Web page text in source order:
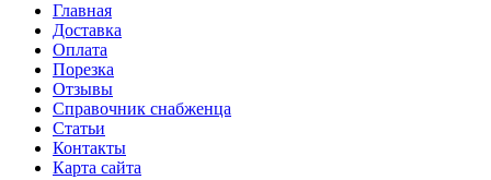
Главная
Доставка
Оплата
Порезка
Отзывы
Справочник снабженца
Статьи
Контакты
Карта сайта